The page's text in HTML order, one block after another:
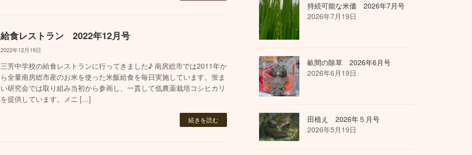
給食レストラン 2022年12月号
2022年12月19日
三芳中学校の給食レストランに行ってきました♪ 南房総市では2011年か
ら全量南房総市産のお米を使った米飯給食を毎日実施しています。蛍ま
い研究会では取り組み当初から参画し、一貫して低農薬栽培コシヒカリ
を提供しています。メニ […]
続きを読む
持続可能な米価 2026年7月号
2026年7月19日
畝間の除草 2026年6月号
2026年6月19日
田植え 2026年５月号
2026年5月19日